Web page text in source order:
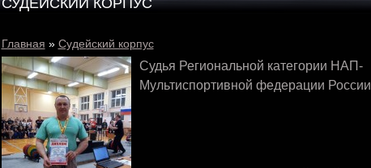
СУДЕЙСКИЙ КОРПУС
Главная » Судейский корпус
Судья Региональной категории НАП-
Мультиспортивной федерации России